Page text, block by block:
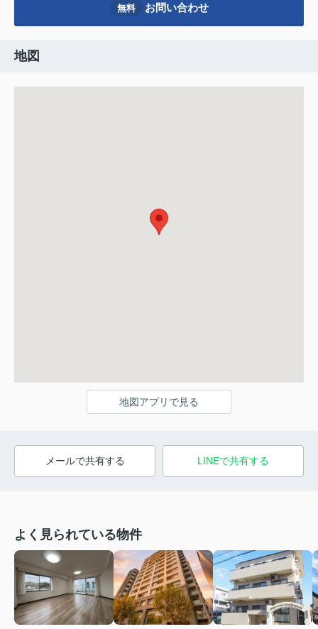
無料 お問い合わせ
地図
地図アプリで見る
メールで共有する LINEで共有する
よく見られている物件